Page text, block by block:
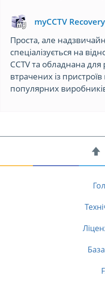
myCCTV Recovery
Проста, але
спеціалізується на
CCTV та обладнана для
втрачених із
популярних